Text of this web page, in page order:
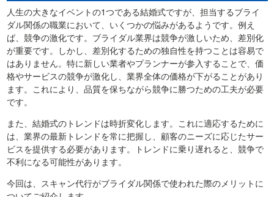
人生の大きなイベントの1つである結婚式ですが、担当するブライ
ダル関係の職業において、いくつかの悩みがあるようです。例え
ば、競争の激化です。ブライダル業界は競争が激しいため、差別化
が重要です。しかし、差別化するための独自性を持つことは容易で
はありません。特に新しい業者やプランナーが参入することで、価
格やサービスの競争が激化し、業界全体の価格が下がることがあり
ます。これにより、品質を保ちながら競争に勝つための工夫が必要
です。
また、結婚式のトレンドは時折変化します。これに適応するために
は、業界の最新トレンドを常に把握し、顧客のニーズに応じたサー
ビスを提供する必要があります。トレンドに乗り遅れると、競争で
不利になる可能性があります。
今回は、スキャン代行がブライダル関係で使われた際のメリットに